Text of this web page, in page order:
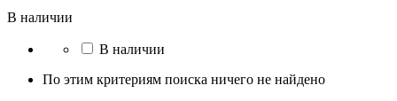
В наличии
В наличии
По этим критериям поиска ничего не найдено